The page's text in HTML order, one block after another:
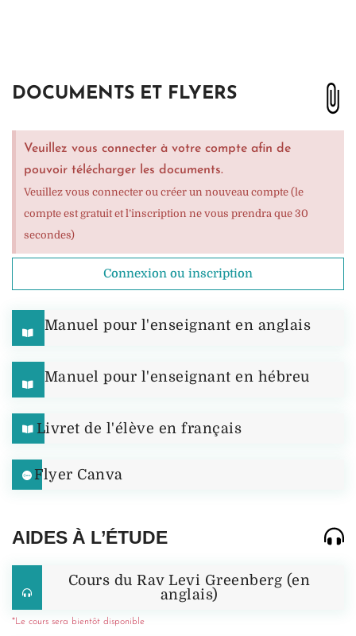
DOCUMENTS ET FLYERS
Veuillez vous connecter à votre compte afin de
pouvoir télécharger les documents.
Veuillez vous connecter ou créer un nouveau compte (le
compte est gratuit et l’inscription ne vous prendra que 30
secondes)
Connexion ou inscription
Manuel pour l'enseignant en anglais
Manuel pour l'enseignant en hébreu
Livret de l'élève en français
Flyer Canva
AIDES À L’ÉTUDE
Cours du Rav Levi Greenberg (en
anglais)
*Le cours sera bientôt disponible